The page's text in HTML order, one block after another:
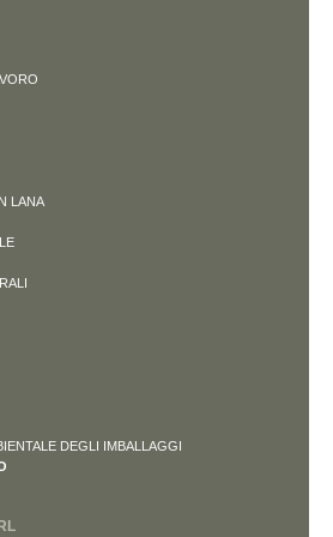
LANA
DEGLI IMBALLAGGI